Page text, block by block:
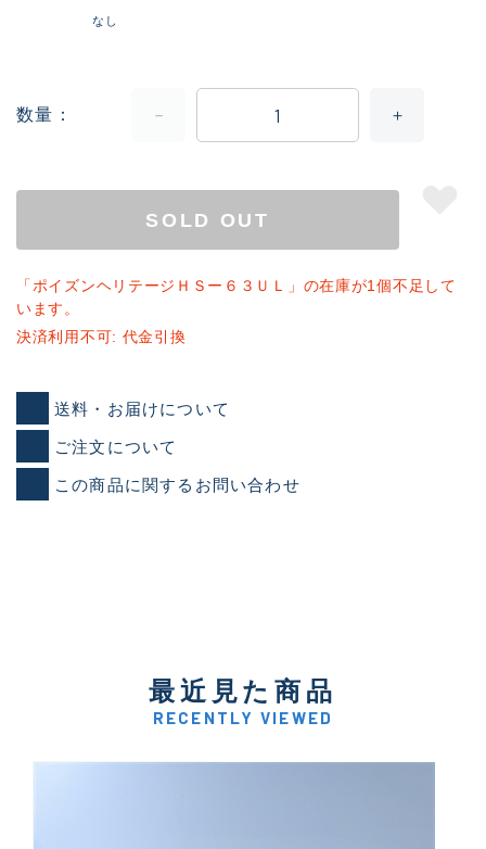
なし
数量
SOLD OUT
「ポイズンヘリテージＨＳー６３ＵＬ」の在庫が1個不足して
います。
決済利用不可: 代金引換
送料・お届けについて
ご注文について
この商品に関するお問い合わせ
最近見た商品
RECENTLY VIEWED